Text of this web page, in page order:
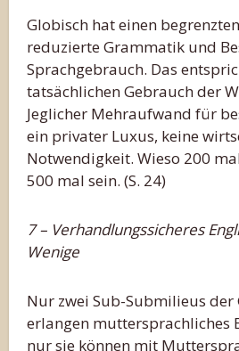
Globisch hat einen
reduzierte Grammatik und
Sprachgebrauch. Das
tatsächlichen Gebrauch der
Jeglicher Mehraufwand für
ein privater Luxus, keine
Notwendigkeit. Wieso 200
500 mal sein. (S. 24)
7 – Verhandlungssicheres
Wenige
Nur zwei Sub-Submilieus der
erlangen muttersprachliches
nur sie können mit